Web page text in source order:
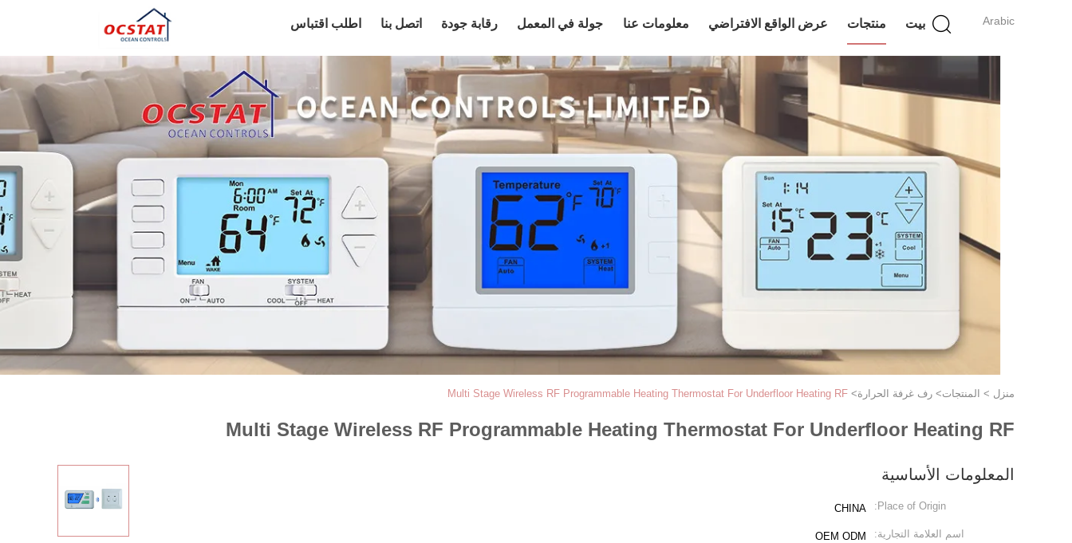
Arabic بيت منتجات عرض الواقع الافتراضي معلومات عنا جولة في المعمل رقابة جودة اتصل بنا اطلب اقتباس
منزل > المنتجات> رف غرفة الحرارة>
Multi Stage Wireless RF Programmable Heating Thermostat For Underfloor Heating RF
Multi Stage Wireless RF Programmable Heating Thermostat For Underfloor Heating RF
المعلومات الأساسية
Place of Origin:
CHINA
اسم العلامة التجارية: OEM ODM